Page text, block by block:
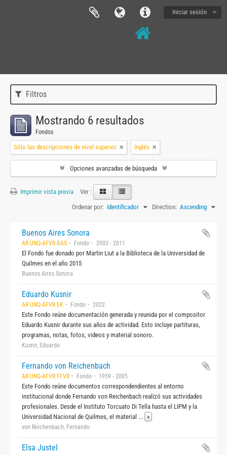
Iniciar sesión
Filtros
Mostrando 6 resultados
Fondos
Sólo las descripciones de nivel superior Inglés
Opciones avanzadas de búsqueda
Imprimir vista previa
Ver :
Ordenar por: Identificador Direction: Ascending
Buenos Aires Sonora
AR UNQ-AFVR BAS Fondo 2003 - 2011
El Fondo fue donado por Martin Liut a la Biblioteca de la Universidad de
Quilmes en el año 2015
Buenos Aires Sonora
Eduardo Kusnir
AR UNQ-AFVR EK Fondo 2022
Este Fondo reúne documentación generada y reunida por el compositor
Eduardo Kusnir durante sus años de actividad. Esto incluye partituras,
programas, notas, fotos, videos y material sonoro.
Kusnir, Eduardo
Fernando von Reichenbach
AR UNQ-AFVR FFVR Fondo 1959 - 2005
Este Fondo reúne documentos correspondendientes al entorno
institucional donde Fernando von Reichenbach realizó sus actividades
profesionales. Desde el Instituto Torcuato Di Tella hasta el LIPM y la
Universidad Nacional de Quilmes, el material ... »
von Reichenbach, Fernando
Elsa Justel